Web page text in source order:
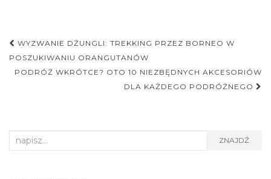
Nawigacja
postu
WYZWANIE DŻUNGLI: TREKKING PRZEZ BORNEO W
POSZUKIWANIU ORANGUTANÓW
PODRÓŻ WKRÓTCE? OTO 10 NIEZBĘDNYCH AKCESORIÓW
DLA KAŻDEGO PODRÓŻNEGO
Search
ZNAJDŹ